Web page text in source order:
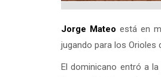
Jorge Mateo está en
jugando para los Orioles
El dominicano entró a